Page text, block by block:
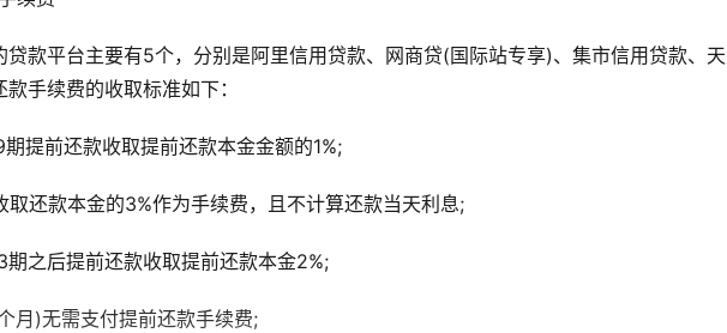
平台主要有5个，分别是阿里信用贷款、网商贷(国际站专享)、集市信用贷款、天
手续费的收取标准如下：
前还款收取提前还款本金金额的1%;
款本金的3%作为手续费，且不计算还款当天利息;
后提前还款收取提前还款本金2%;
)无需支付提前还款手续费;